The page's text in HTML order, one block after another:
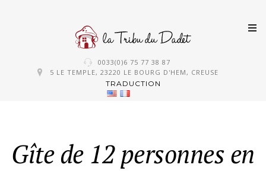
TRADUCTION
0033(0)6 75 77 38 87
5 LE TEMPLE, 23220 LE BOURG D'HEM, CREUSE
Gîte de 12 personnes en